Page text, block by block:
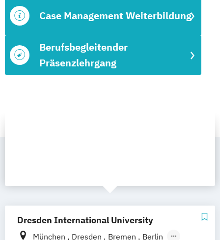
Berufsbegleitender
Präsenzlehrgang
Case Management Weiterbildung
Dresden International University
München Dresden Bremen
Berlin